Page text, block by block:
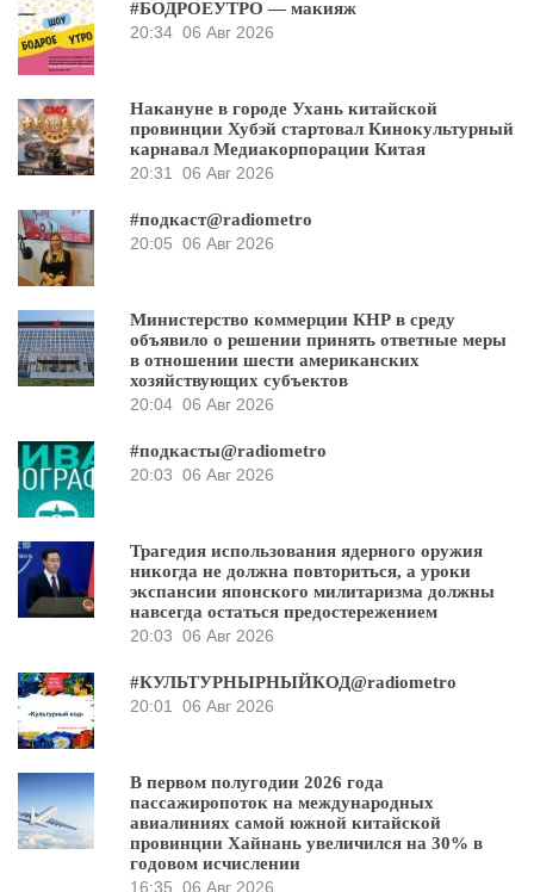
#БОДРОЕУТРО — макияж
20:34 06 Авг 2026
Накануне в городе Ухань китайской
провинции Хубэй стартовал Кинокультурный
карнавал Медиакорпорации Китая
20:31
06 Авг 2026
#подкаст@radiometro
20:05 06 Авг 2026
Министерство коммерции КНР в среду
объявило о решении принять ответные меры
в отношении шести американских
хозяйствующих субъектов
20:04 06 Авг 2026
#подкасты@radiometro
20:03 06 Авг 2026
Трагедия использования ядерного оружия
никогда не должна повториться, а уроки
экспансии японского милитаризма должны
навсегда остаться предостережением
20:03 06 Авг 2026
#КУЛЬТУРНЫРНЫЙКОД@radiometro
20:01
06 Авг 2026
В первом полугодии 2026 года
пассажиропоток на международных
авиалиниях самой южной китайской
провинции Хайнань увеличился на 30% в
годовом исчислении
16:35 06 Авг 2026